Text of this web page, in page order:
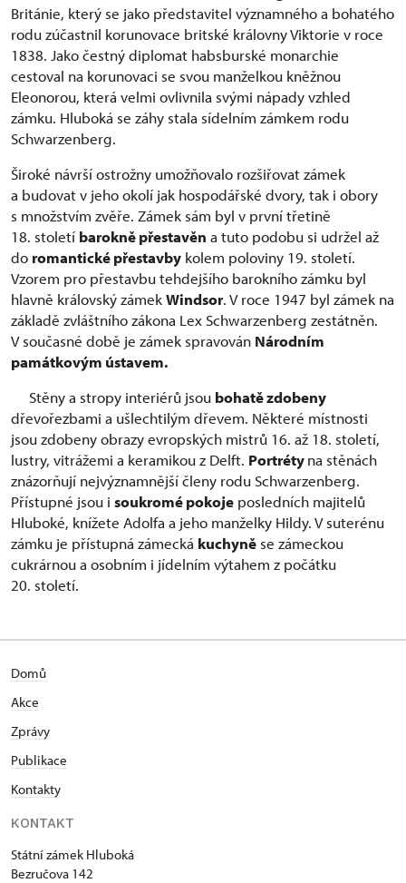
Británie, který se jako představitel významného a bohatého
rodu zúčastnil korunovace britské královny Viktorie v roce
1838. Jako čestný diplomat habsburské monarchie
cestoval na korunovaci se svou manželkou kněžnou
Eleonorou, která velmi ovlivnila svými nápady vzhled
zámku. Hluboká se záhy stala sídelním zámkem rodu
Schwarzenberg.
Široké návrší ostrožny umožňovalo rozšiřovat zámek
a budovat v jeho okolí jak hospodářské dvory, tak i obory
s množstvím zvěře. Zámek sám byl v první třetině
18. století barokně přestavěn a tuto podobu si udržel až
do romantické přestavby kolem poloviny 19. století.
Vzorem pro přestavbu tehdejšího barokního zámku byl
hlavně královský zámekWindsor. V roce 1947 byl zámek na
základě zvláštního zákona Lex Schwarzenberg zestátněn.
V současné době je zámek spravován Národním
památkovým ústavem.
Stěny a stropy interiérů jsou bohatě zdobeny
dřevořezbami a ušlechtilým dřevem. Některé místnosti
jsou zdobeny obrazy evropských mistrů 16. až 18. století,
lustry, vitrážemi a keramikou z Delft. Portrétyna stěnách
znázorňují nejvýznamnější členy rodu Schwarzenberg.
Přístupné jsou i soukromé pokoje posledních majitelů
Hluboké, knížete Adolfa a jeho manželky Hildy. V suterénu
zámku je přístupná zámecká kuchyně se zámeckou
cukrárnou a osobním i jídelním výtahem z počátku
20. století.
Domů
Akce
Zprávy
Publikace
Kontakty
KONTAKT
Státní zámek Hluboká
Bezručova 142